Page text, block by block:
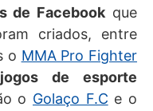
de Facebook que
criados, entre
o MMA Pro Fighter
jogos de esporte
o Golaço F.C e o